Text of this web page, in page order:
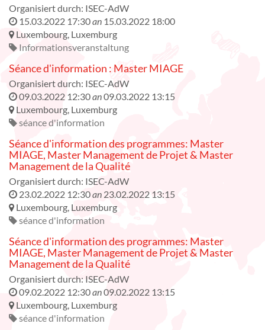
Organisiert durch: ISEC-AdW
15.03.2022 17:30an 15.03.2022 18:00
Luxembourg, Luxemburg
Informationsveranstaltung
Séance d'information : Master MIAGE
Organisiert durch: ISEC-AdW
09.03.2022 12:30an09.03.2022 13:15
Luxembourg, Luxemburg
séance d'information
Séance d'information des programmes: Master
MIAGE, Master Management de Projet & Master
Management de la Qualité
Organisiert durch: ISEC-AdW
23.02.2022 12:30an 23.02.2022 13:15
Luxembourg, Luxemburg
séance d'information
Séance d'information des programmes: Master
MIAGE, Master Management de Projet & Master
Management de la Qualité
Organisiert durch: ISEC-AdW
09.02.2022 12:30an09.02.2022 13:15
Luxembourg, Luxemburg
séance d'information